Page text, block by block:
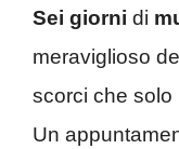
Sei giorni di
meraviglioso
scorci che solo
Un